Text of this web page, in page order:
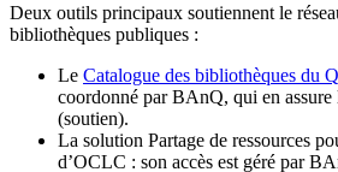
Deux outils principaux soutiennent le
bibliothèques publiques :
Le Catalogue des bibliothèques du
coordonné par BAnQ, qui en assure
(soutien).
La solution Partage de ressources
d’OCLC : son accès est géré par